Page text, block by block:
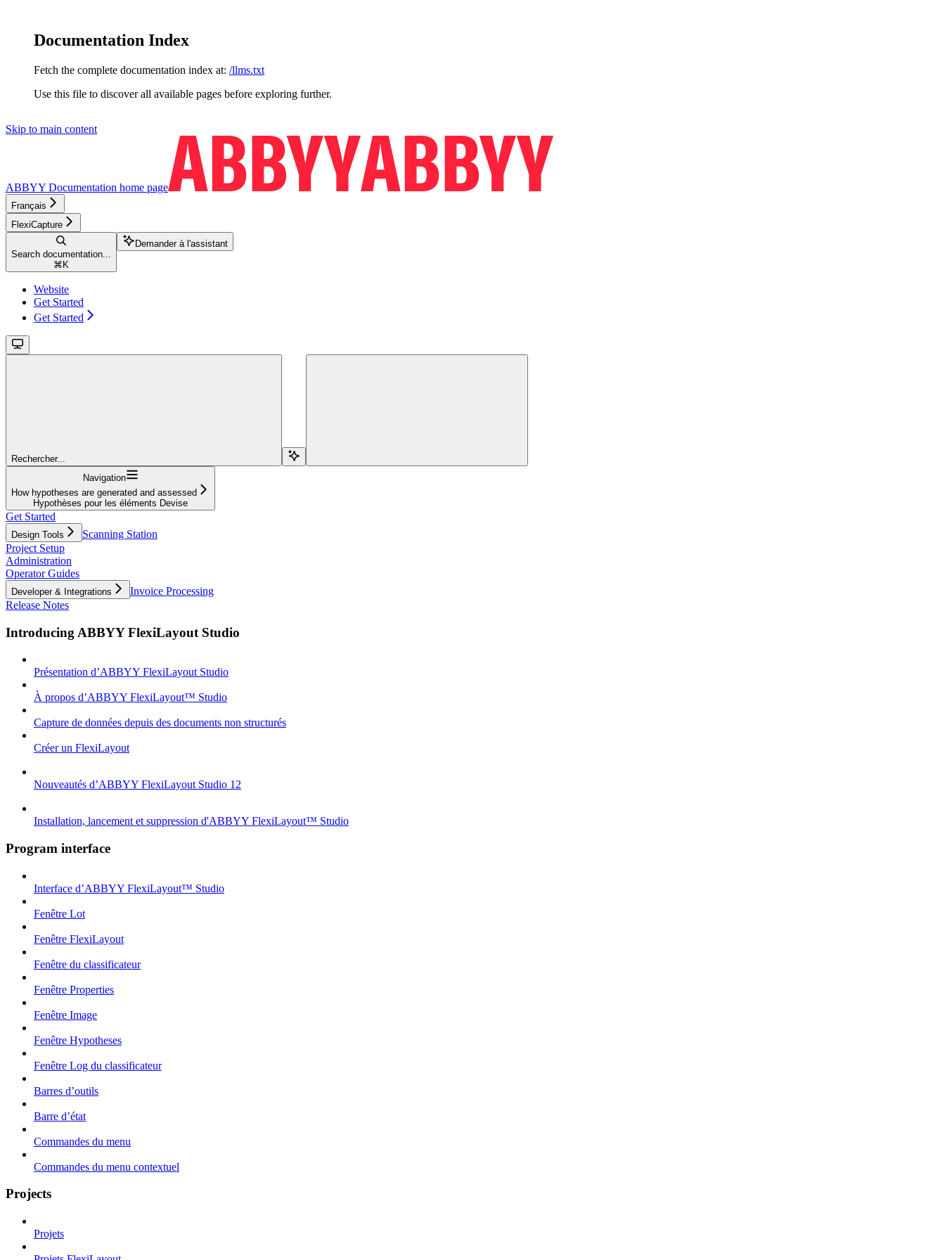
Documentation Index
Fetch the complete documentation index at: /llms.txt
Use this file to discover all available pages before exploring further.
Skip to main content
ABBYY Documentation home page
Français
FlexiCapture
Search documentation...
⌘ K
Demander à l'assistant
Website
Get Started
Get Started
Rechercher...
Navigation
How hypotheses are generated and assessed
Hypothèses pour les éléments Devise
Get Started
Design Tools
Scanning Station
Project Setup
Administration
Operator Guides
Developer & Integrations
Invoice Processing
Release Notes
Introducing ABBYY FlexiLayout Studio
Présentation d’ABBYY FlexiLayout Studio
À propos d’ABBYY FlexiLayout™ Studio
Capture de données depuis des documents non structurés
Créer un FlexiLayout
Nouveautés d’ABBYY FlexiLayout Studio 12
Installation, lancement et suppression d'ABBYY FlexiLayout™ Studio
Program interface
Interface d’ABBYY FlexiLayout™ Studio
Fenêtre Lot
Fenêtre FlexiLayout
Fenêtre du classificateur
Fenêtre Properties
Fenêtre Image
Fenêtre Hypotheses
Fenêtre Log du classificateur
Barres d’outils
Barre d’état
Commandes du menu
Commandes du menu contextuel
Projects
Projets